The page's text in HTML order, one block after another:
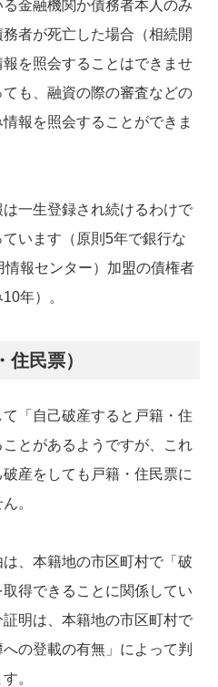
金融機関か債務者本人のみ
者が死亡した場合（相続開
を照会することはできませ
も、融資の際の審査などの
報を照会することができま
一生登録され続けるわけで
います（原則5年で銀行な
報センター）加盟の債権者
年）。
民票）
「自己破産すると戸籍・住
とがあるようですが、これ
産をしても戸籍・住民票に
。
、本籍地の市区町村で「破
得できることに関係してい
明は、本籍地の市区町村で
の登載の有無」によって判
。